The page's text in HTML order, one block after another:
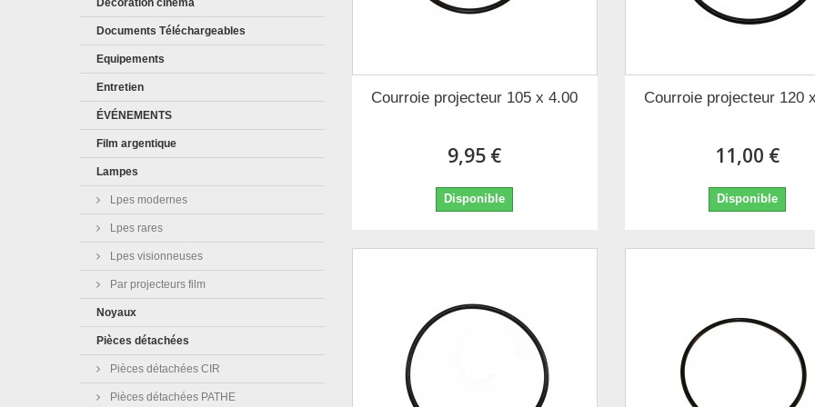
Décoration cinéma
Documents Téléchargeables
Equipements
Entretien
ÉVÉNEMENTS
Film argentique
Lampes
Lpes modernes
Lpes rares
Lpes visionneuses
Par projecteurs film
Noyaux
Pièces détachées
Pièces détachées CIR
Pièces détachées PATHE
Courroie projecteur 105 x 4.00
9,95 €
Disponible
Courroie projecteur 120
11,00 €
Disponible